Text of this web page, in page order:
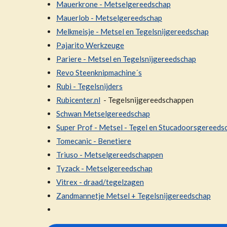
Mauerkrone - Metselgereedschap
Mauerlob - Metselgereedschap
Melkmeisje - Metsel en Tegelsnijgereedschap
Pajarito Werkzeuge
Pariere - Metsel en Tegelsnijgereedschap
Revo Steenknipmachine´s
Rubi - Tegelsnijders
Rubicenter.nl- Tegelsnijgereedschappen
Schwan Metselgereedschap
Super Prof - Metsel - Tegel en
Tomecanic - Benetiere
Triuso - Metselgereedschappen
Tyzack - Metselgereedschap
Vitrex - draad/tegelzagen
Zandmannetje Metsel + Tegelsnijgereedschap